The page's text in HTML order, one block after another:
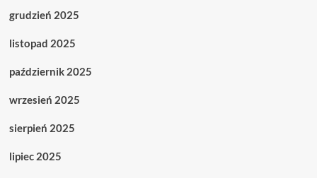
grudzień 2025
listopad 2025
październik 2025
wrzesień 2025
sierpień 2025
lipiec 2025